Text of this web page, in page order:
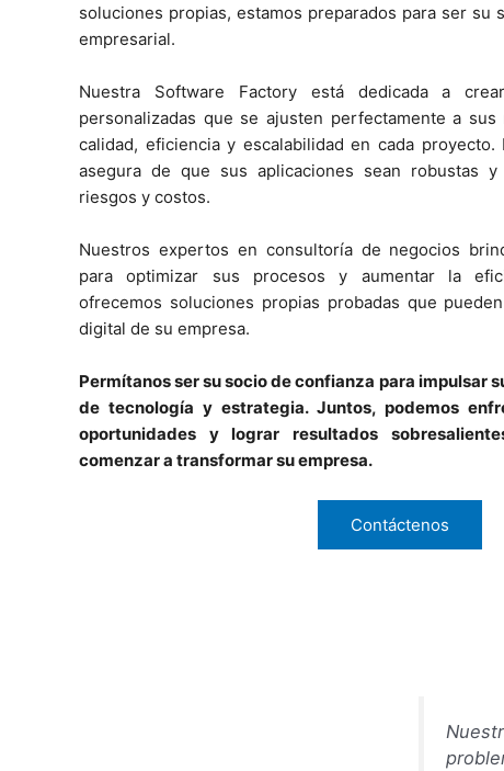
soluciones propias, estamos preparados para ser su
empresarial.
Nuestra Software Factory está dedicada a
personalizadas que se ajusten perfectamente a sus
calidad, eficiencia y escalabilidad en cada
asegura de que sus aplicaciones sean robustas
riesgos y costos.
Nuestros expertos en consultoría de negocios
para optimizar sus procesos y aumentar la
ofrecemos soluciones propias probadas que
digital de su empresa.
Permítanos ser su socio de confianza para impulsar
de tecnología y estrategia. Juntos, podemos
oportunidades y lograr resultados
comenzar a transformar su empresa.
Contáctenos